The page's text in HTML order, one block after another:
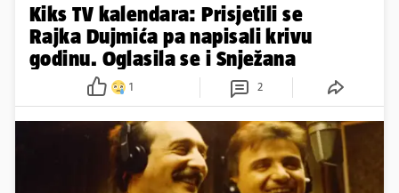
Kiks TV kalendara: Prisjetili se
Rajka Dujmića pa napisali krivu
godinu. Oglasila se i Snježana
1 2